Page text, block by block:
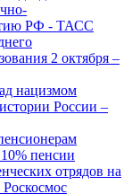
РФ - ТАСС
2 октября –
нацизмом
России –
пенсии
отрядов на